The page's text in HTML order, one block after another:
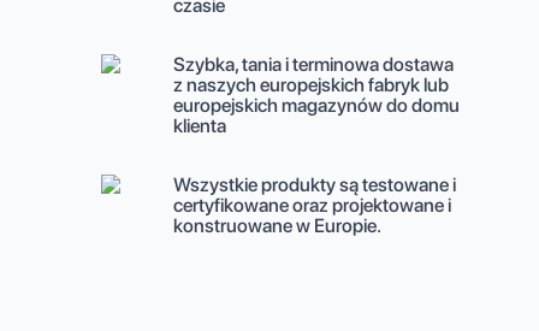
czasie
Szybka, tania i terminowa dostawa
z naszych europejskich fabryk lub
europejskich magazynów do domu
klienta
Wszystkie produkty są testowane i
certyfikowane oraz projektowane i
konstruowane w Europie.